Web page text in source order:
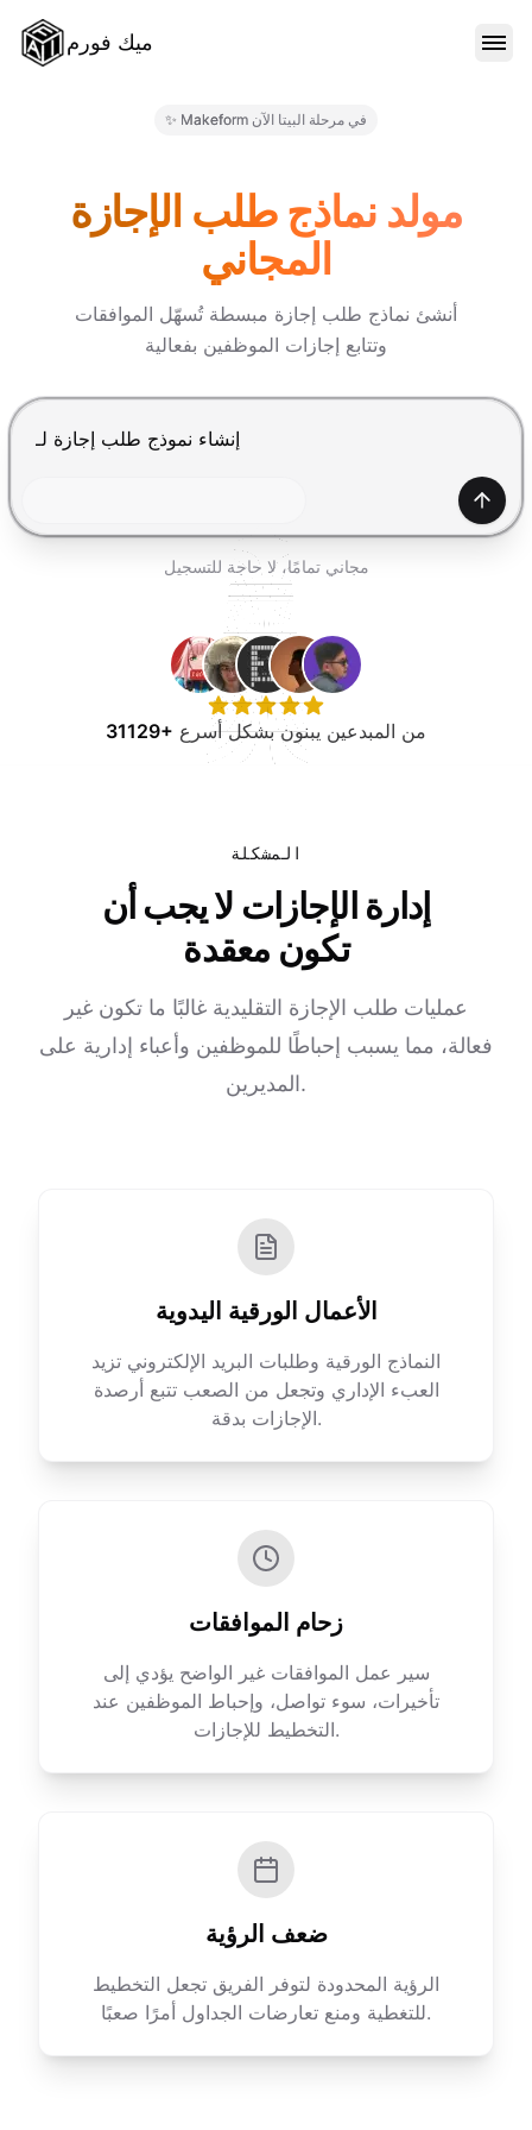
ميك فورم
تسجيل الدخول
جرب مجانًا
✨ Makeform في مرحلة البيتا الآن
مولد نماذج طلب الإجازة
المجاني
أنشئ نماذج طلب إجازة مبسطة تُسهّل الموافقات
وتتابع إجازات الموظفين بفعالية
إنشاء
مجاني تمامًا، لا حاجة للتسجيل
31129+ من المبدعين يبنون بشكل أسرع
المشكلة
إدارة الإجازات لا يجب أن
تكون معقدة
عمليات طلب الإجازة التقليدية غالبًا ما تكون غير
فعالة، مما يسبب إحباطًا للموظفين وأعباء إدارية على
المديرين.
الأعمال الورقية اليدوية
النماذج الورقية وطلبات البريد الإلكتروني تزيد
العبء الإداري وتجعل من الصعب تتبع أرصدة
الإجازات بدقة.
زحام الموافقات
سير عمل الموافقات غير الواضح يؤدي إلى
تأخيرات، سوء تواصل، وإحباط الموظفين عند
التخطيط للإجازات.
ضعف الرؤية
الرؤية المحدودة لتوفر الفريق تجعل التخطيط
للتغطية ومنع تعارضات الجداول أمرًا صعبًا.